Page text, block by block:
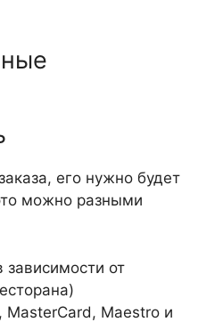
его нужно будет
можно разными
зависимости от
MasterСard, Maestro и